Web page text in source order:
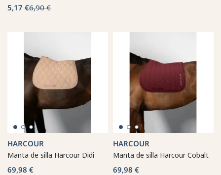
5,17 €6,90 €
HARCOUR
Manta de silla Harcour Didi
69,98 €
HARCOUR
Manta de silla Harcour Cobalt
69,98 €